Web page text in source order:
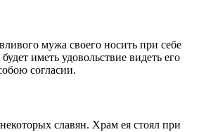
мужа своего носить при себе
иметь удовольствие видеть его
согласии.
славян. Храм ея стоял при